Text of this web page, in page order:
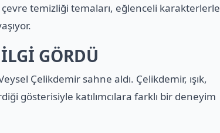
temizliği temaları, eğlenceli karakterlerle
GÖRDÜ
Çelikdemir sahne aldı. Çelikdemir, ışık,
gösterisiyle katılımcılara farklı bir deneyim